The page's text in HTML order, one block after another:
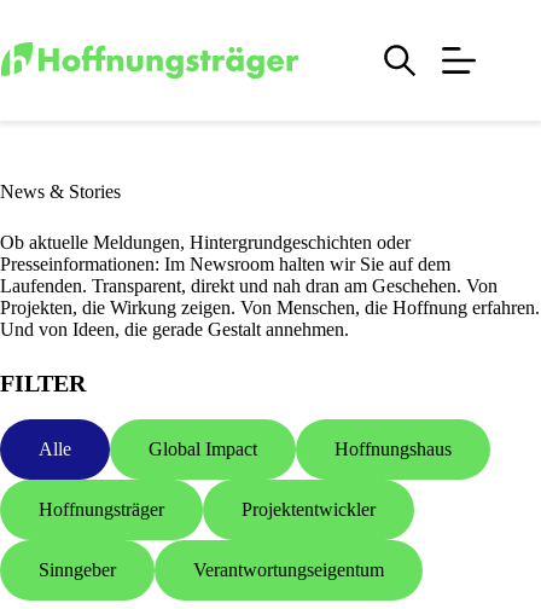
springen
News & Stories
Ob aktuelle Meldungen, Hintergrundgeschichten oder
Presseinformationen: Im Newsroom halten wir Sie auf dem
Laufenden. Transparent, direkt und nah dran am Geschehen. Von
Projekten, die Wirkung zeigen. Von Menschen, die Hoffnung erfahren.
Und von Ideen, die gerade Gestalt annehmen.
FILTER
Alle Global Impact Hoffnungshaus
Hoffnungsträger Projektentwickler
Sinngeber Verantwortungseigentum